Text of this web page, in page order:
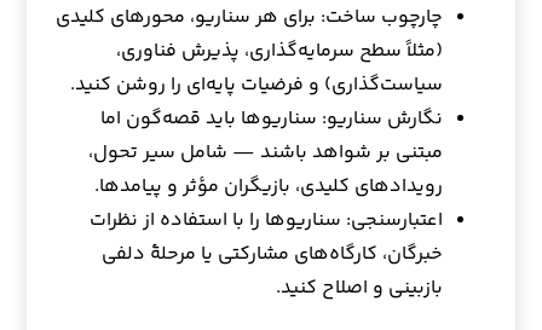
چارچوب ساخت: برای هر سناریو، محورهای کلیدی
(مثلاً سطح سرمایه‌گذاری، پذیرش فناوری،
سیاست‌گذاری) و فرضیات پایه‌ای را روشن کنید.
نگارش سناریو: سناریوها باید قصه‌گون اما
مبتنی بر شواهد باشند — شامل سیر تحول،
رویدادهای کلیدی، بازیگران مؤثر و پیامدها.
اعتبارسنجی: سناریوها را با استفاده از نظرات
خبرگان، کارگاه‌های مشارکتی یا مرحلهٔ دلفی
بازبینی و اصلاح کنید.